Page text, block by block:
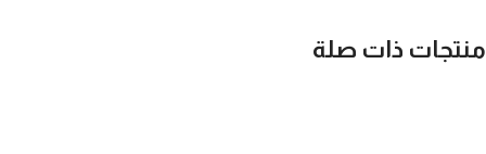
منتجات ذات صلة